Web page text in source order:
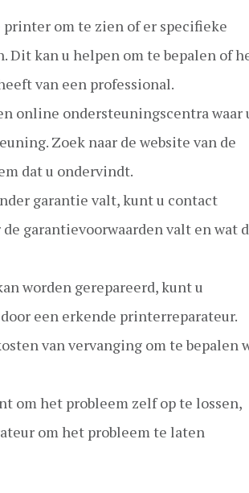
printer om te zien of er specifieke
Dit kan u helpen om te bepalen of
van een professional.
online ondersteuningscentra waar
Zoek naar de website van de
dat u ondervindt.
garantie valt, kunt u contact
garantievoorwaarden valt en wat
worden gerepareerd, kunt u
een erkende printerreparateur.
van vervanging om te bepalen
om het probleem zelf op te lossen,
om het probleem te laten